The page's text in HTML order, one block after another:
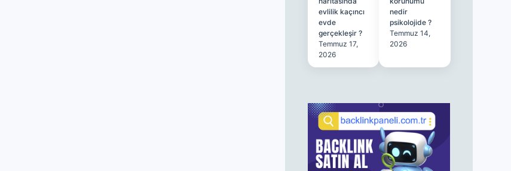
evlilik kaçıncı
evde
gerçekleşir ?
Temmuz 17,
2026
nedir
psikolojide ?
Temmuz 14,
2026